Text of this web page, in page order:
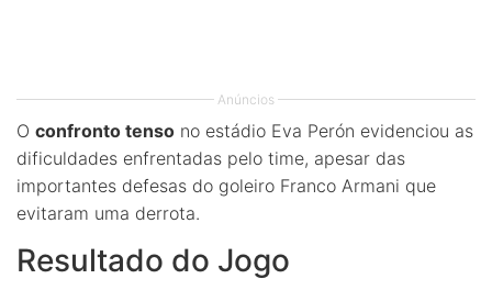
Anúncios
O confronto tenso no estádio Eva Perón evidenciou as
dificuldades enfrentadas pelo time, apesar das
importantes defesas do goleiro Franco Armani que
evitaram uma derrota.
Resultado do Jogo